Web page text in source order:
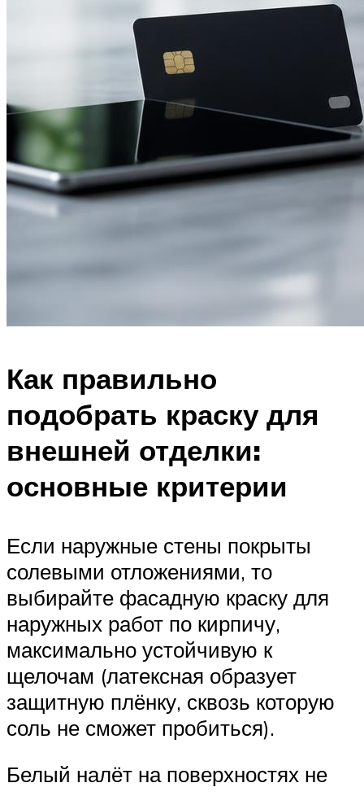
Как правильно
подобрать краску для
внешней отделки:
основные критерии
Если наружные стены покрыты
солевыми отложениями, то
выбирайте фасадную краску для
наружных работ по кирпичу,
максимально устойчивую к
щелочам (латексная образует
защитную плёнку, сквозь которую
соль не сможет пробиться).
Белый налёт на поверхностях не